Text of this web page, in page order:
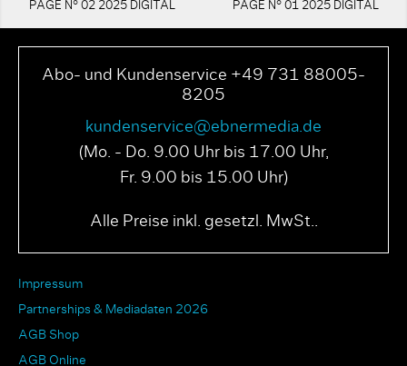
PAGE N° 02 2025 DIGITAL PAGE N° 01 2025 DIGITAL
Abo- und Kundenservice +49 731 88005-
8205
kundenservice@ebnermedia.de
(Mo. - Do. 9.00 Uhr bis 17.00 Uhr,
Fr. 9.00 bis 15.00 Uhr)
Alle Preise inkl. gesetzl. MwSt..
Impressum
Partnerships & Mediadaten 2026
AGB Shop
AGB Online